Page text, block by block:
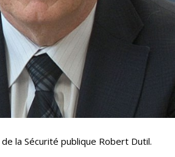
la Sécurité publique Robert Dutil.